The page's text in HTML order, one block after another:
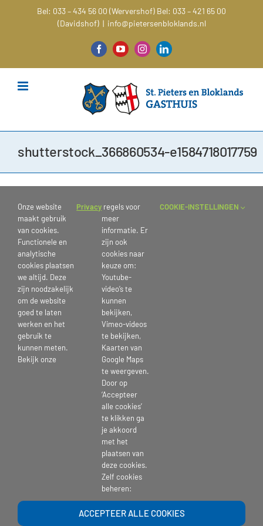
Bel: 033 – 434 56 00 (Wervershof) Bel: 033 – 421 65 00
(Davidshof) | info@pietersenbloklands.nl
FacebookYouTubeInstagramLinkedIn
shutterstock_366860534-e1584718017759
16 februari 2023
Deel dit bericht kies je platform >
RedditLinkedIn
Onze website
maakt gebruik
van cookies.
Functionele en
analytische
cookies plaatsen
we altijd. Deze
zijn noodzakelijk
om de website
goed te laten
werken en het
gebruik te
kunnen meten.
Bekijk onze
Privacy regels voor
meer
informatie. Er
zijn ook
cookies naar
keuze om:
Youtube-
video’s te
kunnen
bekijken,
Vimeo-videos
te bekijken,
Kaarten van
Google Maps
te weergeven.
Door op
‘Accepteer
alle cookies’
te klikken ga
je akkoord
met het
plaatsen van
deze cookies.
Zelf cookies
beheren:
COOKIE-INSTELLINGEN
ACCEPTEER ALLE COOKIES